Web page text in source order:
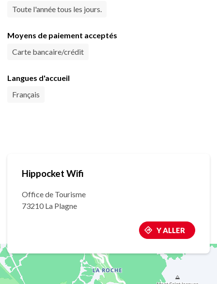
Toute l'année tous les jours.
Moyens de paiement acceptés
Carte bancaire/crédit
Langues d'accueil
Français
Hippocket Wifi
Office de Tourisme
73210 La Plagne
Y ALLER